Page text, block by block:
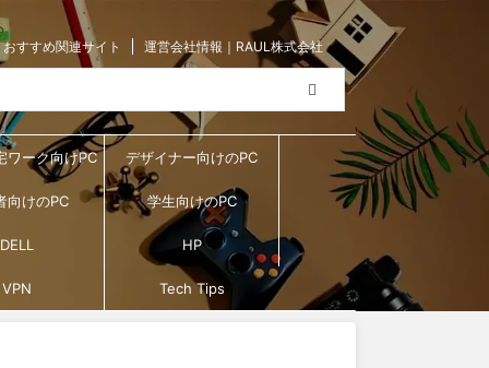
おすすめ関連サイト 運営会社情報｜RAUL株式会社
ワーク向けPC デザイナー向けのPC
向けのPC 学生向けのPC
DELL HP
VPN Tech Tips